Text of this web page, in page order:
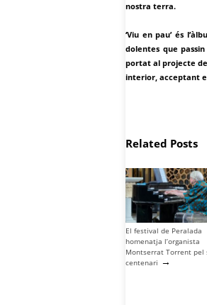
nostra terra.
‘Viu en pau’ és
dolentes que
portat al projecte
interior, acceptant
Related Posts
El festival de Peralada
homenatja l’organista
Montserrat Torrent pel
centenari →